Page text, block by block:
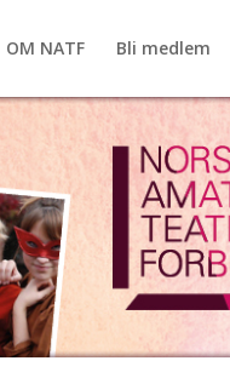
OM NATF Bli medlem